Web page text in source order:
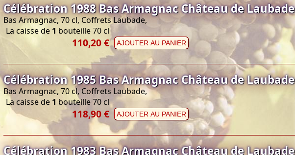
Célébration 1988 Bas Armagnac Château de Laubade
Bas Armagnac, 70 cl, Coffrets Laubade,
La caisse de 1 bouteille 70 cl
110,20 € AJOUTER AU PANIER
Célébration 1985 Bas Armagnac Château de Laubade
Bas Armagnac, 70 cl, Coffrets Laubade,
La caisse de 1 bouteille 70 cl
118,90 € AJOUTER AU PANIER
Célébration 1983 Bas Armagnac Château de Laubade